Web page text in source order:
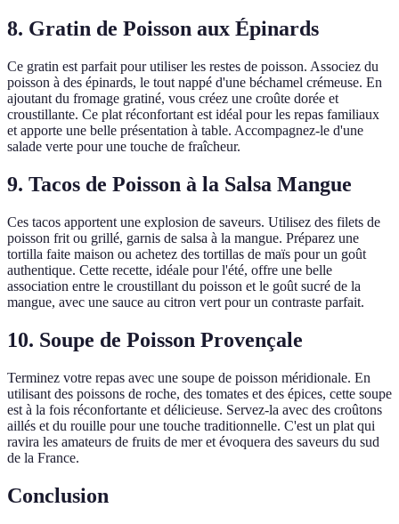
8. Gratin de Poisson aux Épinards
Ce gratin est parfait pour utiliser les restes de poisson. Associez du
poisson à des épinards, le tout nappé d'une béchamel crémeuse. En
ajoutant du fromage gratiné, vous créez une croûte dorée et
croustillante. Ce plat réconfortant est idéal pour les repas familiaux
et apporte une belle présentation à table. Accompagnez-le d'une
salade verte pour une touche de fraîcheur.
9. Tacos de Poisson à la Salsa Mangue
Ces tacos apportent une explosion de saveurs. Utilisez des filets de
poisson frit ou grillé, garnis de salsa à la mangue. Préparez une
tortilla faite maison ou achetez des tortillas de maïs pour un goût
authentique. Cette recette, idéale pour l'été, offre une belle
association entre le croustillant du poisson et le goût sucré de la
mangue, avec une sauce au citron vert pour un contraste parfait.
10. Soupe de Poisson Provençale
Terminez votre repas avec une soupe de poisson méridionale. En
utilisant des poissons de roche, des tomates et des épices, cette soupe
est à la fois réconfortante et délicieuse. Servez-la avec des croûtons
aillés et du rouille pour une touche traditionnelle. C'est un plat qui
ravira les amateurs de fruits de mer et évoquera des saveurs du sud
de la France.
Conclusion